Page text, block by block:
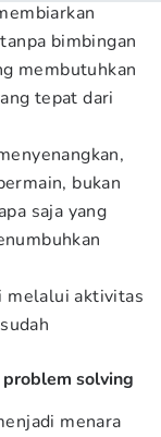
bimbingan
membutuhkan
tepat dari
bukan
saja yang
melalui aktivitas
solving
menara